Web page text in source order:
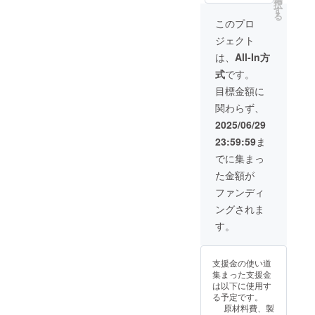
況、製
上の都
合等に
より出
荷時期
が遅れ
る場合
があり
ます。
い。
*********
*********
***** ※
デザイ
ン・仕
様は変
更にな
る可能
性がご
ざいま
す。ご
了承く
ださ
い。 ※
ご注文
状況、
使用部
況、製
造工程
上の都
合等に
より出
荷時期
３膳
セッ
ト）：
一般販
売予定
価格
29,700
円 ・送
料850円
【合計
30,550
円 の
17％OF
F】
*********
*********
***** ※
デザイ
ン・仕
る可能
ざいま
す。ご
了承く
ださ
い。 ※
択
す
る
このプロ
ジェクト
は、 All-In方
式です。
目標金額に
関わらず、
2025/06/29
23:59:59ま
でに集まっ
た金額が
ファンディ
ングされま
す。
支援金の使い道
集まった支援金
は以下に使用す
る予定です。
原材料費、製